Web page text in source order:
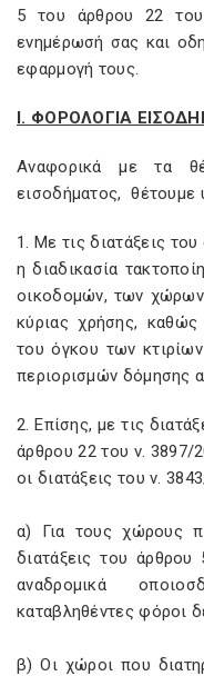
5 του άρθρου 22
ενημέρωσή σας και
εφαρμογή τους.
Ι. ΦΟΡΟΛΟΓΙΑ
Αναφορικά με τα
εισοδήματος, θέτουμε
1. Με τις διατάξεις
η διαδικασία
οικοδομών, των
κύριας χρήσης,
του όγκου των
περιορισμών δόμησης
2. Επίσης, με τις
άρθρου 22 του ν. 3897/
οι διατάξεις του ν.
α) Για τους χώρους
διατάξεις του
αναδρομικά
καταβληθέντες φόροι
β) Οι χώροι που